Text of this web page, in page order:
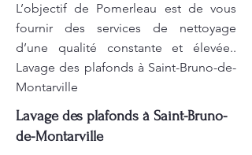
L’objectif de Pomerleau est de vous
fournir des services de nettoyage
d’une qualité constante et élevée..
Lavage des plafonds à Saint-Bruno-de-
Montarville
Lavage des plafonds à Saint-Bruno-
de-Montarville